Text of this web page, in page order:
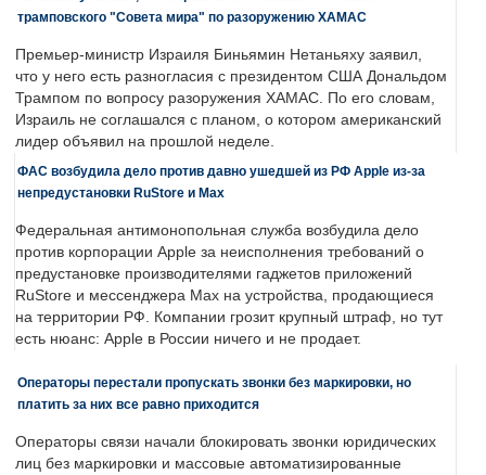
трамповского "Совета мира" по разоружению ХАМАС
Премьер-министр Израиля Биньямин Нетаньяху заявил,
что у него есть разногласия с президентом США Дональдом
Трампом по вопросу разоружения ХАМАС. По его словам,
Израиль не соглашался с планом, о котором американский
лидер объявил на прошлой неделе.
ФАС возбудила дело против давно ушедшей из РФ Apple из-за
непредустановки RuStore и Max
Федеральная антимонопольная служба возбудила дело
против корпорации Apple за неисполнения требований о
предустановке производителями гаджетов приложений
RuStore и мессенджера Max на устройства, продающиеся
на территории РФ. Компании грозит крупный штраф, но тут
есть нюанс: Apple в России ничего и не продает.
Операторы перестали пропускать звонки без маркировки, но
платить за них все равно приходится
Операторы связи начали блокировать звонки юридических
лиц без маркировки и массовые автоматизированные